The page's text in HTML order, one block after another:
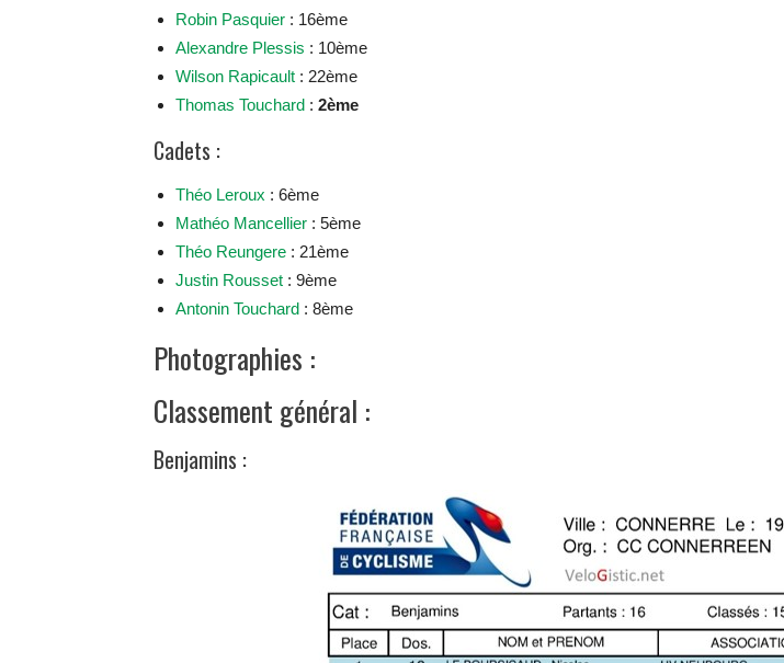
Robin Pasquier : 16ème
Alexandre Plessis : 10ème
Wilson Rapicault : 22ème
Thomas Touchard : 2ème
Cadets :
Théo Leroux : 6ème
Mathéo Mancellier : 5ème
Théo Reungere : 21ème
Justin Rousset : 9ème
Antonin Touchard : 8ème
Photographies :
Classement général :
Benjamins :